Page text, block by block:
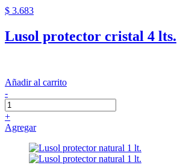
$ 3.683
Lusol protector cristal 4 lts.
Añadir al carrito
-
+
Agregar